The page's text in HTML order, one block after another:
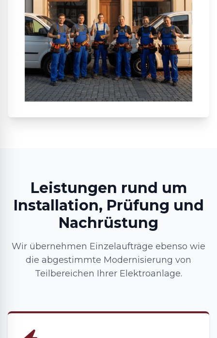
Leistungen rund um
Installation, Prüfung und
Nachrüstung
Wir übernehmen Einzelaufträge ebenso wie
die abgestimmte Modernisierung von
Teilbereichen Ihrer Elektroanlage.